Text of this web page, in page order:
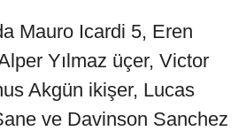
Mauro Icardi 5, Eren
Yılmaz üçer, Victor
Akgün ikişer, Lucas
ve Davinson Sanchez